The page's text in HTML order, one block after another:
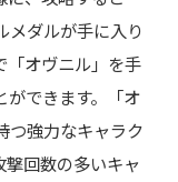
メダルが手に入り
「オヴニル」を手
ができます。「オ
つ強力なキャラク
回数の多いキャ